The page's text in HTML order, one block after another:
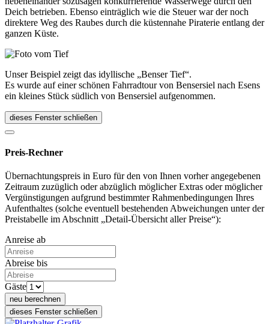
Deich betrieben. Ebenso einträglich wie die Steuer war der noch
direktere Weg des Raubes durch die küstennahe Piraterie entlang der
ganzen Küste.
Unser Beispiel zeigt das idyllische „Benser Tief“.
Es wurde auf einer schönen Fahrradtour von Bensersiel nach Esens
ein kleines Stück südlich von Bensersiel aufgenommen.
dieses Fenster schließen
Preis-Rechner
Übernachtungspreis in Euro für den von Ihnen vorher angegebenen
Zeitraum zuzüglich oder abzüglich möglicher Extras oder möglicher
Vergünstigungen aufgrund bestimmter Rahmenbedingungen Ihres
Aufenthaltes (solche eventuell bestehenden Abweichungen unter der
Preistabelle im Abschnitt „Detail-Übersicht aller Preise“):
Anreise ab
Abreise bis
Gäste
neu berechnen
dieses Fenster schließen